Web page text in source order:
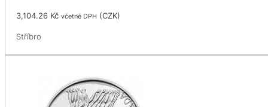
3,104.26 Kč včetně DPH (CZK)
Stříbro